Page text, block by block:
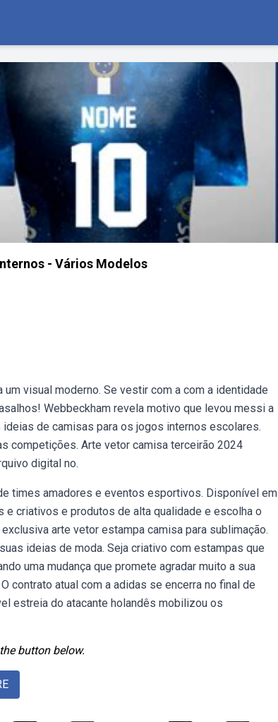
- Vários Modelos
visual moderno. Se vestir com a com a identidade
Webbeckham revela motivo que levou messi a
de camisas para os jogos internos escolares.
competições. Arte vetor camisa terceirão 2024
digital no.
times amadores e eventos esportivos. Disponível em
criativos e produtos de alta qualidade e escolha o
arte vetor estampa camisa para sublimação.
ideias de moda. Seja criativo com estampas que
uma mudança que promete agradar muito a sua
contrato atual com a adidas se encerra no final de
estreia do atacante holandês mobilizou os
button below.